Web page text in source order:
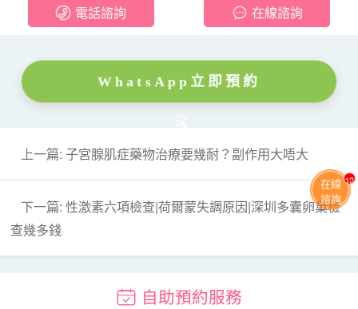
電話諮詢 在線諮詢
WhatsApp立即預約
上一篇: 子宮腺肌症藥物治療要幾耐？副作用大唔大
下一篇: 性激素六項檢查|荷爾蒙失調原因|深圳多囊卵巢檢
查幾多錢
自助預約服務
在線
諮詢
13